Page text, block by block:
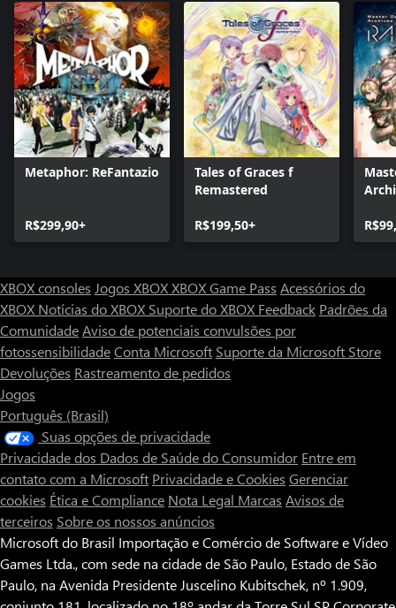
Metaphor: ReFantazio
R$299,90+
Tales of Graces f
Remastered
R$199,50+
XBOX consoles Jogos XBOXXBOX Game Pass Acessórios do
XBOX Notícias do XBOX Suporte do XBOX Feedback Padrões da
ComunidadeAviso de potenciais convulsões por
fotossensibilidadeConta Microsoft Suporte da Microsoft Store
Devoluções Rastreamento de pedidos
Jogos
Português (Brasil)
Suas opções de privacidade
Privacidade dos Dados de Saúde do Consumidor Entre em
contato com a Microsoft Privacidade e Cookies Gerenciar
cookies Ética e Compliance Nota Legal Marcas Avisos de
terceiros Sobre os nossos anúncios
Microsoft do Brasil Importação e Comércio de Software e Vídeo
Games Ltda., com sede na cidade de São Paulo, Estado de São
Paulo, na Avenida Presidente Juscelino Kubitschek, nº 1.909,